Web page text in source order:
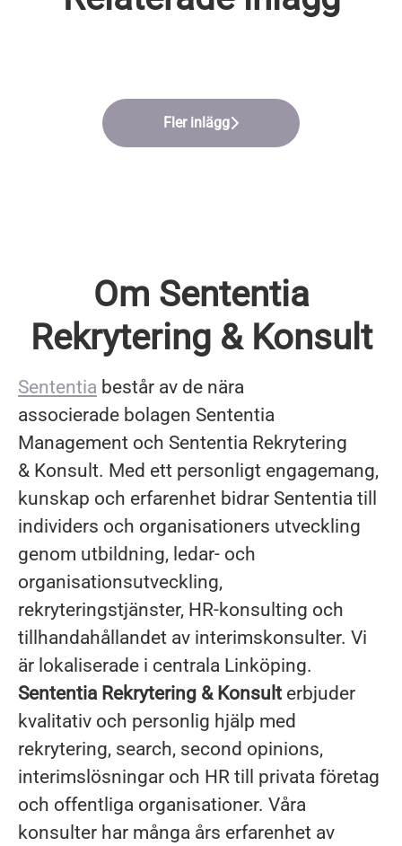
MEDARBETARKOMMUNIKATION
Fler inlägg
Om Sententia
Rekrytering & Konsult
Sententia består av de nära
associerade bolagen Sententia
Management och Sententia Rekrytering
& Konsult. Med ett personligt engagemang,
kunskap och erfarenhet bidrar Sententia till
individers och organisationers utveckling
genom utbildning, ledar- och
organisationsutveckling,
rekryteringstjänster, HR-konsulting och
tillhandahållandet av interimskonsulter. Vi
är lokaliserade i centrala Linköping.
Sententia Rekrytering & Konsult erbjuder
kvalitativ och personlig hjälp med
rekrytering, search, second opinions,
interimslösningar och HR till privata företag
och offentliga organisationer. Våra
konsulter har många års erfarenhet av